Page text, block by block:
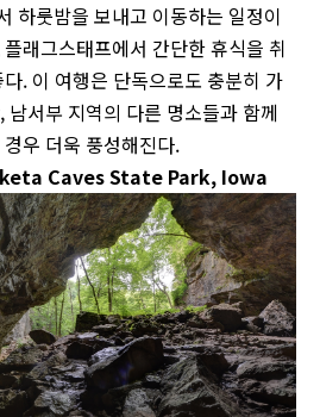
하룻밤을 보내고 이동하는 일정이
래그스태프에서 간단한 휴식을 취
. 이 여행은 단독으로도 충분히 가
남서부 지역의 다른 명소들과 함께
우 더욱 풍성해진다.
Caves State Park, Iowa